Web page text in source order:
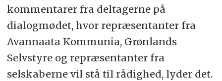
kommentarer fra deltagerne på
dialogmødet, hvor repræsentanter fra
Avannaata Kommunia, Grønlands
Selvstyre og repræsentanter fra
selskaberne vil stå til rådighed, lyder det.